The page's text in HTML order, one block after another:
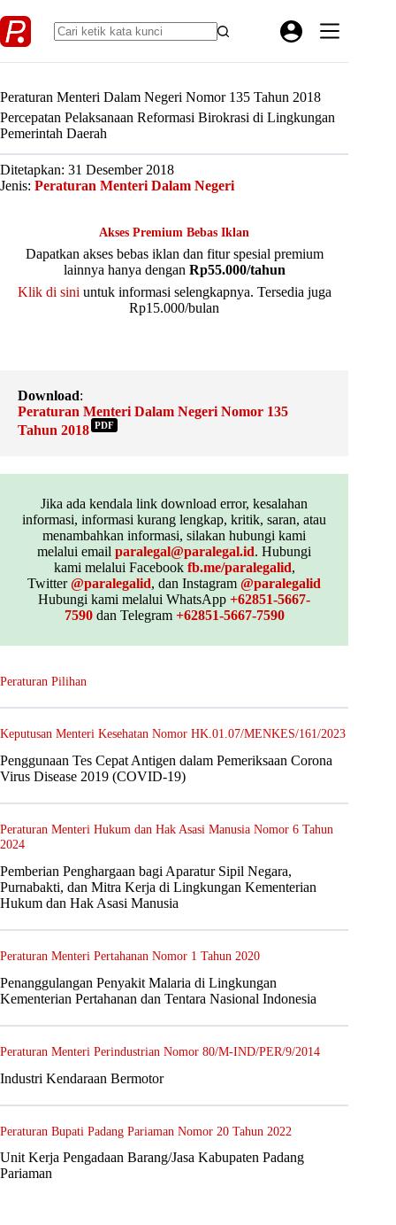
to
content
Peraturan Menteri Dalam Negeri Nomor 135 Tahun 2018
Percepatan Pelaksanaan Reformasi Birokrasi di Lingkungan
Pemerintah Daerah
Ditetapkan: 31 Desember 2018
Jenis: Peraturan Menteri Dalam Negeri
Akses Premium Bebas Iklan
Dapatkan akses bebas iklan dan fitur spesial premium
lainnya hanya dengan Rp55.000/tahun
Klik di sini untuk informasi selengkapnya. Tersedia juga
Rp15.000/bulan
Download:
Peraturan Menteri Dalam Negeri Nomor 135
Tahun 2018 PDF
Jika ada kendala link download error, kesalahan
informasi, informasi kurang lengkap, kritik, saran, atau
menambahkan informasi, silakan hubungi kami
melalui emailparalegal@paralegal.id. Hubungi
kami melalui Facebook fb.me/paralegalid,
Twitter@paralegalid, dan Instagram@paralegalid
Hubungi kami melalui WhatsApp+62851-5667-
7590dan Telegram +62851-5667-7590
Peraturan Pilihan
Keputusan Menteri Kesehatan Nomor HK.01.07/MENKES/161/2023
Penggunaan Tes Cepat Antigen dalam Pemeriksaan Corona
Virus Disease 2019 (COVID-19)
Peraturan Menteri Hukum dan Hak Asasi Manusia Nomor 6 Tahun
2024
Pemberian Penghargaan bagi Aparatur Sipil Negara,
Purnabakti, dan Mitra Kerja di Lingkungan Kementerian
Hukum dan Hak Asasi Manusia
Peraturan Menteri Pertahanan Nomor 1 Tahun 2020
Penanggulangan Penyakit Malaria di Lingkungan
Kementerian Pertahanan dan Tentara Nasional Indonesia
Peraturan Menteri Perindustrian Nomor 80/M-IND/PER/9/2014
Industri Kendaraan Bermotor
Peraturan Bupati Padang Pariaman Nomor 20 Tahun 2022
Unit Kerja Pengadaan Barang/Jasa Kabupaten Padang
Pariaman